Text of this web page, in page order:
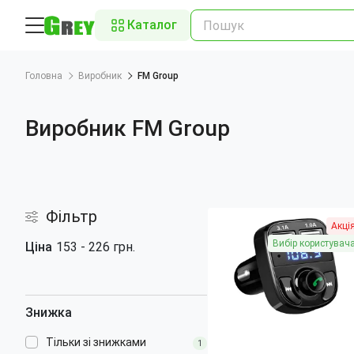
Каталог
Головна Виробник FM Group
Виробник FM Group
Вибір
Фільтр
153 - 226 грн.
Ціна
Знижка
Тільки зі знижками 1